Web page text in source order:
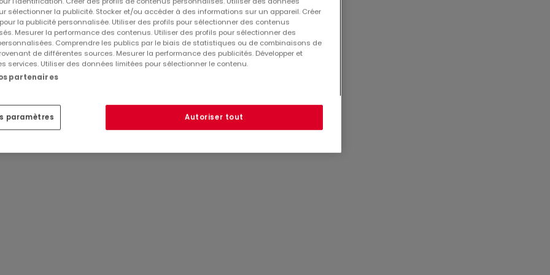
le prix.
pour plus d'informations ou organiser un rendez-vous :
sélectionner la publicité. Stocker et/ou accéder à des informations sur un appareil. Créer
la publicité personnalisée. Utiliser des profils pour sélectionner des contenus
Mesurer la performance des contenus. Utiliser des profils pour sélectionner des
Comprendre les publics par le biais de statistiques ou de combinaisons de
de différentes sources. Mesurer la performance des publicités. Développer et
services. Utiliser des données limitées pour sélectionner le contenu.
partenaires
paramètres Autoriser tout